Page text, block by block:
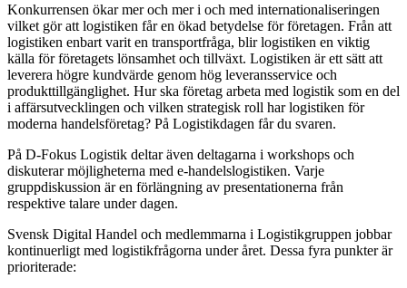
Konkurrensen ökar mer och mer i och med internationaliseringen
vilket gör att logistiken får en ökad betydelse för företagen. Från att
logistiken enbart varit en transportfråga, blir logistiken en viktig
källa för företagets lönsamhet och tillväxt. Logistiken är ett sätt att
leverera högre kundvärde genom hög leveransservice och
produkttillgänglighet. Hur ska företag arbeta med logistik som en del
i affärsutvecklingen och vilken strategisk roll har logistiken för
moderna handelsföretag? På Logistikdagen får du svaren.
På D-Fokus Logistik deltar även deltagarna i workshops och
diskuterar möjligheterna med e-handelslogistiken. Varje
gruppdiskussion är en förlängning av presentationerna från
respektive talare under dagen.
Svensk Digital Handel och medlemmarna i Logistikgruppen jobbar
kontinuerligt med logistikfrågorna under året. Dessa fyra punkter är
prioriterade: